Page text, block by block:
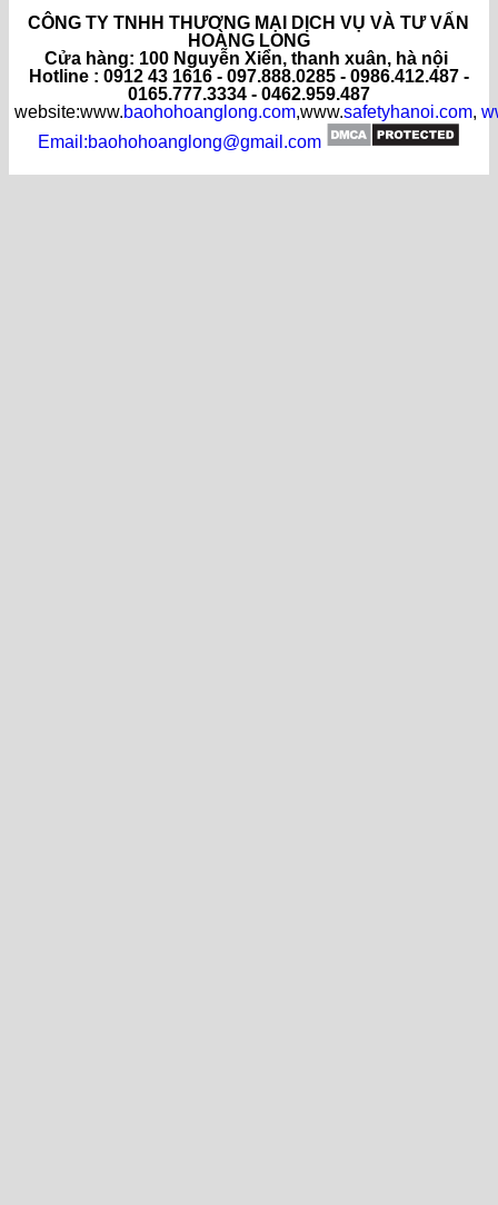
CÔNG TY TNHH THƯƠNG MẠI DỊCH VỤ VÀ TƯ VẤN
HOÀNG LONG
Cửa hàng: 100 Nguyễn Xiển, thanh xuân, hà nội
Hotline : 0912 43 1616 - 097.888.0285 - 0986.412.487 -
0165.777.3334 - 0462.959.487
website:www.baohohoanglong.com,www.safetyhanoi.com,
Email:baohohoanglong@gmail.com